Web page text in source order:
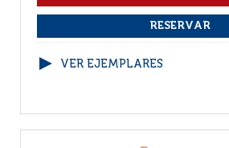
VER EJEMPLARES